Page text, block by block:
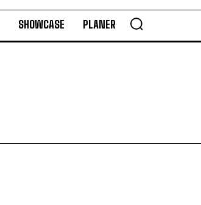
SHOWCASE PLANER